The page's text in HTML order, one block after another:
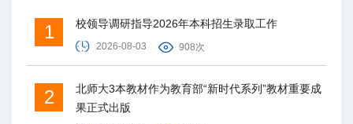
1 校领导调研指导2026年本科招生录取工作
2026-08-03 908次
2
北师大3本教材作为教育部“新时代系列”教材重要成
果正式出版